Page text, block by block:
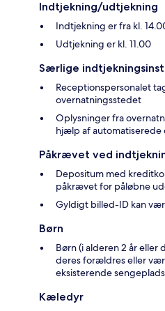
Indtjekning/udtjekning
Indtjekning er fra kl.
Udtjekning er kl. 11.00
Særlige
Receptionspersonalet
overnatningsstedet
Oplysninger fra
hjælp af
Påkrævet ved
Depositum med
påkrævet for påløbne
Gyldigt billed-ID kan
Børn
Børn (i alderen 2 år eller
deres forældres eller
eksisterende
Kæledyr